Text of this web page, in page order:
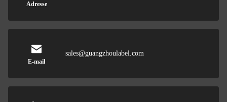
Adresse
E-mail
sales@guangzhoulabel.com